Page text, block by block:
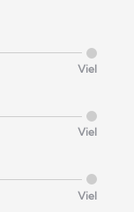
Viel
Viel
Viel